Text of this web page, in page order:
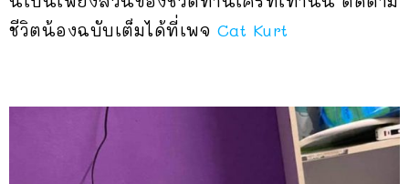
ชีวิตน้องฉบับเต็มได้ที่เพจ Cat Kurt